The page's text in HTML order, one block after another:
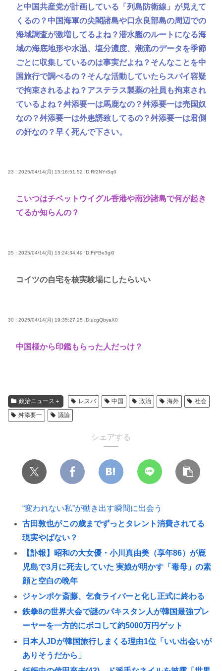
と中国共産党が計画している「列島防衛線」が見えて
くるの？中国海軍の尖閣諸島や口永良部島の周辺での
海域調査が激増してるよね？潜水艦のルートになる海
域の海底地形や水温、塩分濃度、潮流のデータを季節
ごとに収集しているのは事実だよね？そんなことを中
国旅行で調べるの？そんな活動していたらスパイ容疑
で拘束されるよね？アステラス製薬の社員も拘束され
ているよね？舛添要一は馬鹿なの？舛添要一は売国奴
なの？舛添要一は外患誘致してるの？舛添要一は君側
の奸なの？早く死んで下さい。
23 : 2025/04/14(月) 15:16:51.52 ID:Rf2NYrSq0
こいつはチベットウイグル香港や南沙諸島で何が起き
てるか知らんの？
25 : 2025/04/14(月) 15:24:34.49 ID:FtFBe3gi0
コイツの自宅を核実験場にしたらいい
30 : 2025/04/14(月) 19:35:27.25 ID:ucgQbyaX0
中国様から印鑑もらった人だっけ？
政治ニュース＋ レスバ 中国 政治 海外
社会
舛添要一
議論
シェアする
“変われない私”が動き出す瞬間に出会う
古田敦也がこの歳までずっとタレント消費されてる
現実やばない？
【訃報】昭和の大女優・小川真由美（享年86）が鹿
児島で3月に死去していた 実娘が明かす「毒母」の素
顔と空白の晩年
ジャンポケ斎藤、乞食ライバーと化し正式に終わる
鉄拳8の世界大会で謎のパキスタン人が韓国最強プレ
ーヤーを一方的にボコして約5000万円ゲット
日本人JDが韓国旅行しまくる理由1位「いい出会いが
ありそうだから」